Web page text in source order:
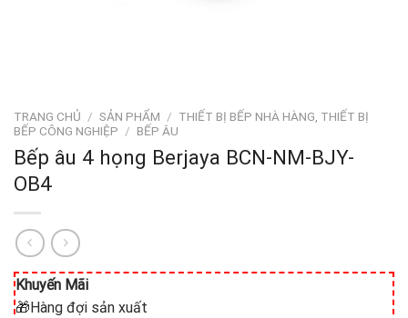
TRANG CHỦ / SẢN PHẨM / THIẾT BỊ BẾP NHÀ HÀNG, THIẾT BỊ
BẾP CÔNG NGHIỆP / BẾP ÂU
Bếp âu 4 họng Berjaya BCN-NM-BJY-
OB4
Khuyến Mãi
🎁Hàng đợi sản xuất